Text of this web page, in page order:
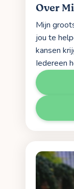
Over
Mijn
jou te
kansen
Iedereen